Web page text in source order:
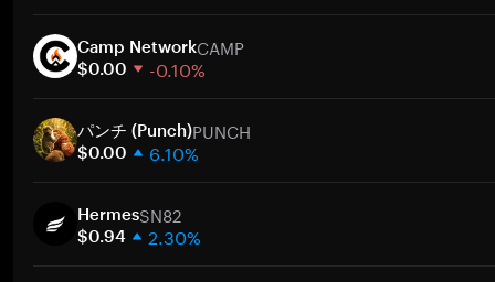
30 jours
Capitalisation boursière
Camp NetworkCAMP
$0.00 -0.10%
30 jours
Capitalisation boursière
パンチ (Punch)PUNCH
$0.00 6.10%
30 jours
Capitalisation boursière
HermesSN82
$0.94 2.30%